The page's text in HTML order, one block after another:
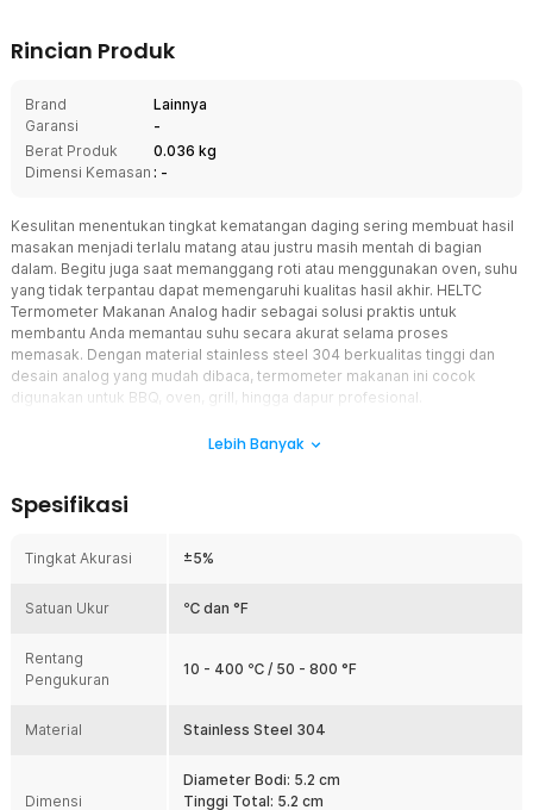
Rincian Produk
Brand
Lainnya
Garansi
-
Berat Produk
0.036 kg
Dimensi Kemasan : -
Kesulitan menentukan tingkat kematangan daging sering membuat hasil
masakan menjadi terlalu matang atau justru masih mentah di bagian
dalam. Begitu juga saat memanggang roti atau menggunakan oven, suhu
yang tidak terpantau dapat memengaruhi kualitas hasil akhir. HELTC
Termometer Makanan Analog hadir sebagai solusi praktis untuk
membantu Anda memantau suhu secara akurat selama proses
memasak. Dengan material stainless steel 304 berkualitas tinggi dan
desain analog yang mudah dibaca, termometer makanan ini cocok
digunakan untuk BBQ, oven, grill, hingga dapur profesional.
Termometer makanan dilengkapi kaca tahan panas dengan fitur anti
lingkungan panas dan beruap. Anda tidak perlu membuka oven
berulang kali hanya untuk memastikan suhu. Hal ini membantu
memasak. Cocok digunakan sebagai termometer oven maupun
Akurasi Pengukuran yang Stabil
Dengan tingkat akurasi hingga ±5%, alat ini mampu memberikan
makanan dengan tingkat kematangan yang tepat. Informasi suhu
maupun membuat roti. Pengukuran yang lebih terkontrol membantu
mengurangi risiko makanan gosong atau kurang matang. Sebagai
Lebih Banyak
Spesifikasi
Tingkat Akurasi ±5%
Satuan Ukur ℃ dan °F
Rentang
Pengukuran
10 - 400 ℃ / 50 - 800 °F
Material Stainless Steel 304
Dimensi
Diameter Bodi: 5.2 cm
Tinggi Total: 5.2 cm